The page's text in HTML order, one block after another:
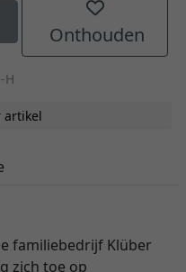
Onthouden
H
artikel
familiebedrijf Klüber
zich toe op